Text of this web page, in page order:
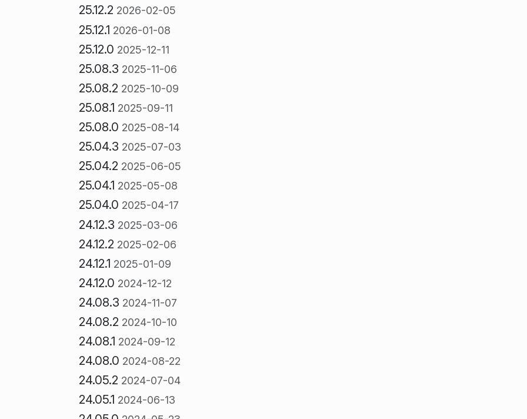
25.12.2 2026-02-05
25.12.1 2026-01-08
25.12.0 2025-12-11
25.08.3 2025-11-06
25.08.2 2025-10-09
25.08.1 2025-09-11
25.08.0 2025-08-14
25.04.3 2025-07-03
25.04.2 2025-06-05
25.04.1 2025-05-08
25.04.0 2025-04-17
24.12.3 2025-03-06
24.12.2 2025-02-06
24.12.1 2025-01-09
24.12.0 2024-12-12
24.08.3 2024-11-07
24.08.2 2024-10-10
24.08.1 2024-09-12
24.08.0 2024-08-22
24.05.2 2024-07-04
24.05.1 2024-06-13